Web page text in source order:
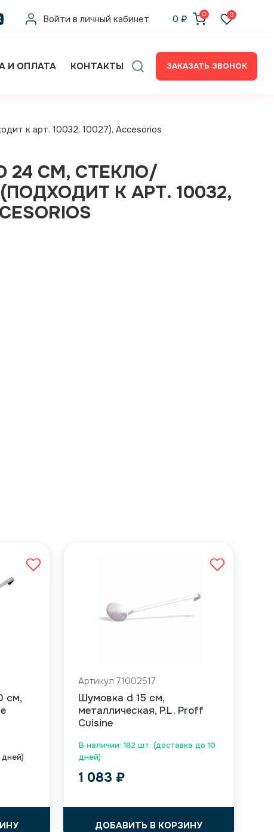
Войти в личный кабинет 0 ₽ 0 0
И ОПЛАТА КОНТАКТЫ ЗАКАЗАТЬ ЗВОНОК
к арт. 10032, 10027), Accesorios
24 СМ, СТЕКЛО/
К АРТ. 10032,
дней)
см,
В наличии: 182 шт. (доставка до 10
дней)
Артикул 71002517
Шумовка d 15 см,
металлическая, P.L. Proff
Cuisine
1 083 ₽
ДОБАВИТЬ В КОРЗИНУ